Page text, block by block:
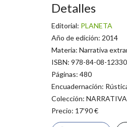
Detalles
Editorial: PLANETA
Año de edición: 2014
Materia: Narrativa
ISBN: 978-84-08-
Páginas: 480
Encuadernación:
Colección: NARRATIVA
Precio: 17’90 €